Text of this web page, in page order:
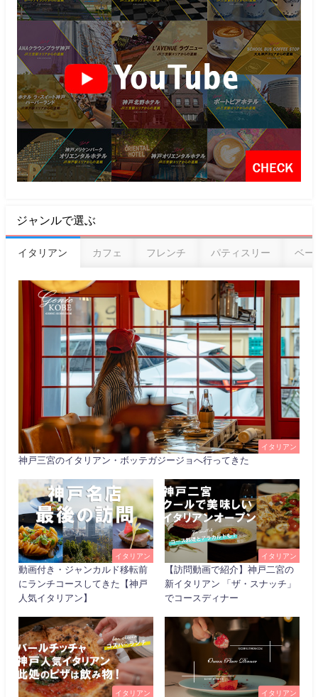
ジャンルで選ぶ
イタリアン カフェ フレンチ パティスリー ベー
イタリアン
神戸三宮のイタリアン・ボッテガジージョへ行ってきた
イタリアン
動画付き・ジャンカルド移転前
にランチコースしてきた【神戸
人気イタリアン】
イタリアン
【訪問動画で紹介】神戸二宮の
新イタリアン 「ザ・スナッチ」
でコースディナー
イタリアン イタリアン